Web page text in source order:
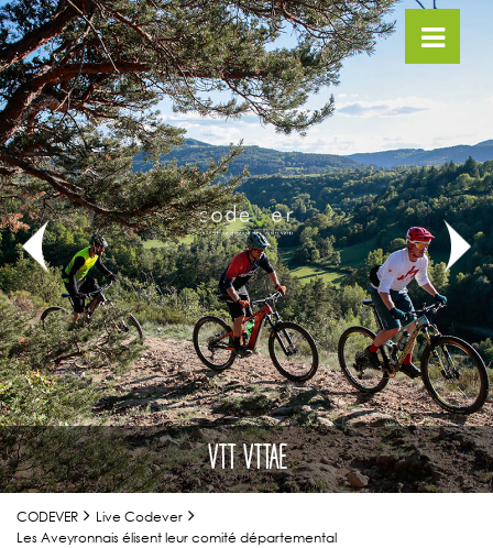
VTT VTTAE
CODEVER
Live Codever
Les Aveyronnais élisent leur comité départemental